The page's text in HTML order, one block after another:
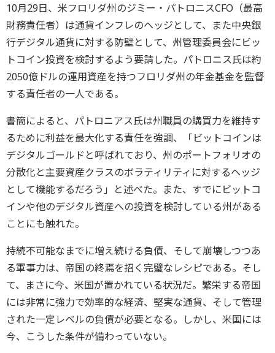
10月29日、米フロリダ州のジミー・パトロニスCFO（最高
財務責任者）は通貨インフレのヘッジとして、また中央銀
行デジタル通貨に対する防壁として、州管理委員会にビッ
トコイン投資を検討するよう要請した。パトロニス氏は約
2050億ドルの運用資産を持つフロリダ州の年金基金を監督
する責任者の一人である。
書簡によると、パトロニアス氏は州職員の購買力を維持す
るために利益を最大化する責任を強調、「ビットコインは
デジタルゴールドと呼ばれており、州のポートフォリオの
分散化と主要資産クラスのボラティリティに対するヘッジ
として機能するだろう」と述べた。また、すでにビットコ
インや他のデジタル資産への投資を検討している州がある
ことにも触れた。
持続不可能なまでに増え続ける負債、そして崩壊しつつあ
る軍事力は、帝国の終焉を招く完璧なレシピである。そし
て、まさに今、米国が置かれている状況だ。繁栄する帝国
には非常に強力で効率的な経済、堅実な通貨、そして管理
された一定レベルの負債が必要となる。しかし、米国には
今、こうした条件が備わっていない。